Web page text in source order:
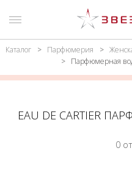
ВОЙТИ
Каталог
МАКИЯЖ
Каталог Парфюмерия
Парфюмерная
EAU DE CARTIER
0